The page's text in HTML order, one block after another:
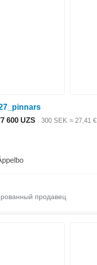
600 UZS
300 SEK ≈ 27,41 €